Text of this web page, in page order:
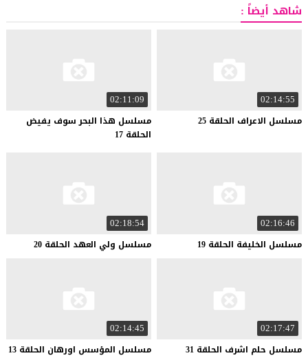
شاهد أيضاً :
02:14:55
مسلسل الاعراف الحلقة 25
02:11:09
مسلسل هذا البحر سوف يفيض
الحلقة 17
02:16:46
مسلسل الخليفة الحلقة 19
02:18:54
مسلسل ولي العهد الحلقة 20
02:17:47
مسلسل حلم اشرف الحلقة 31
02:14:45
مسلسل المؤسس اورهان الحلقة 13